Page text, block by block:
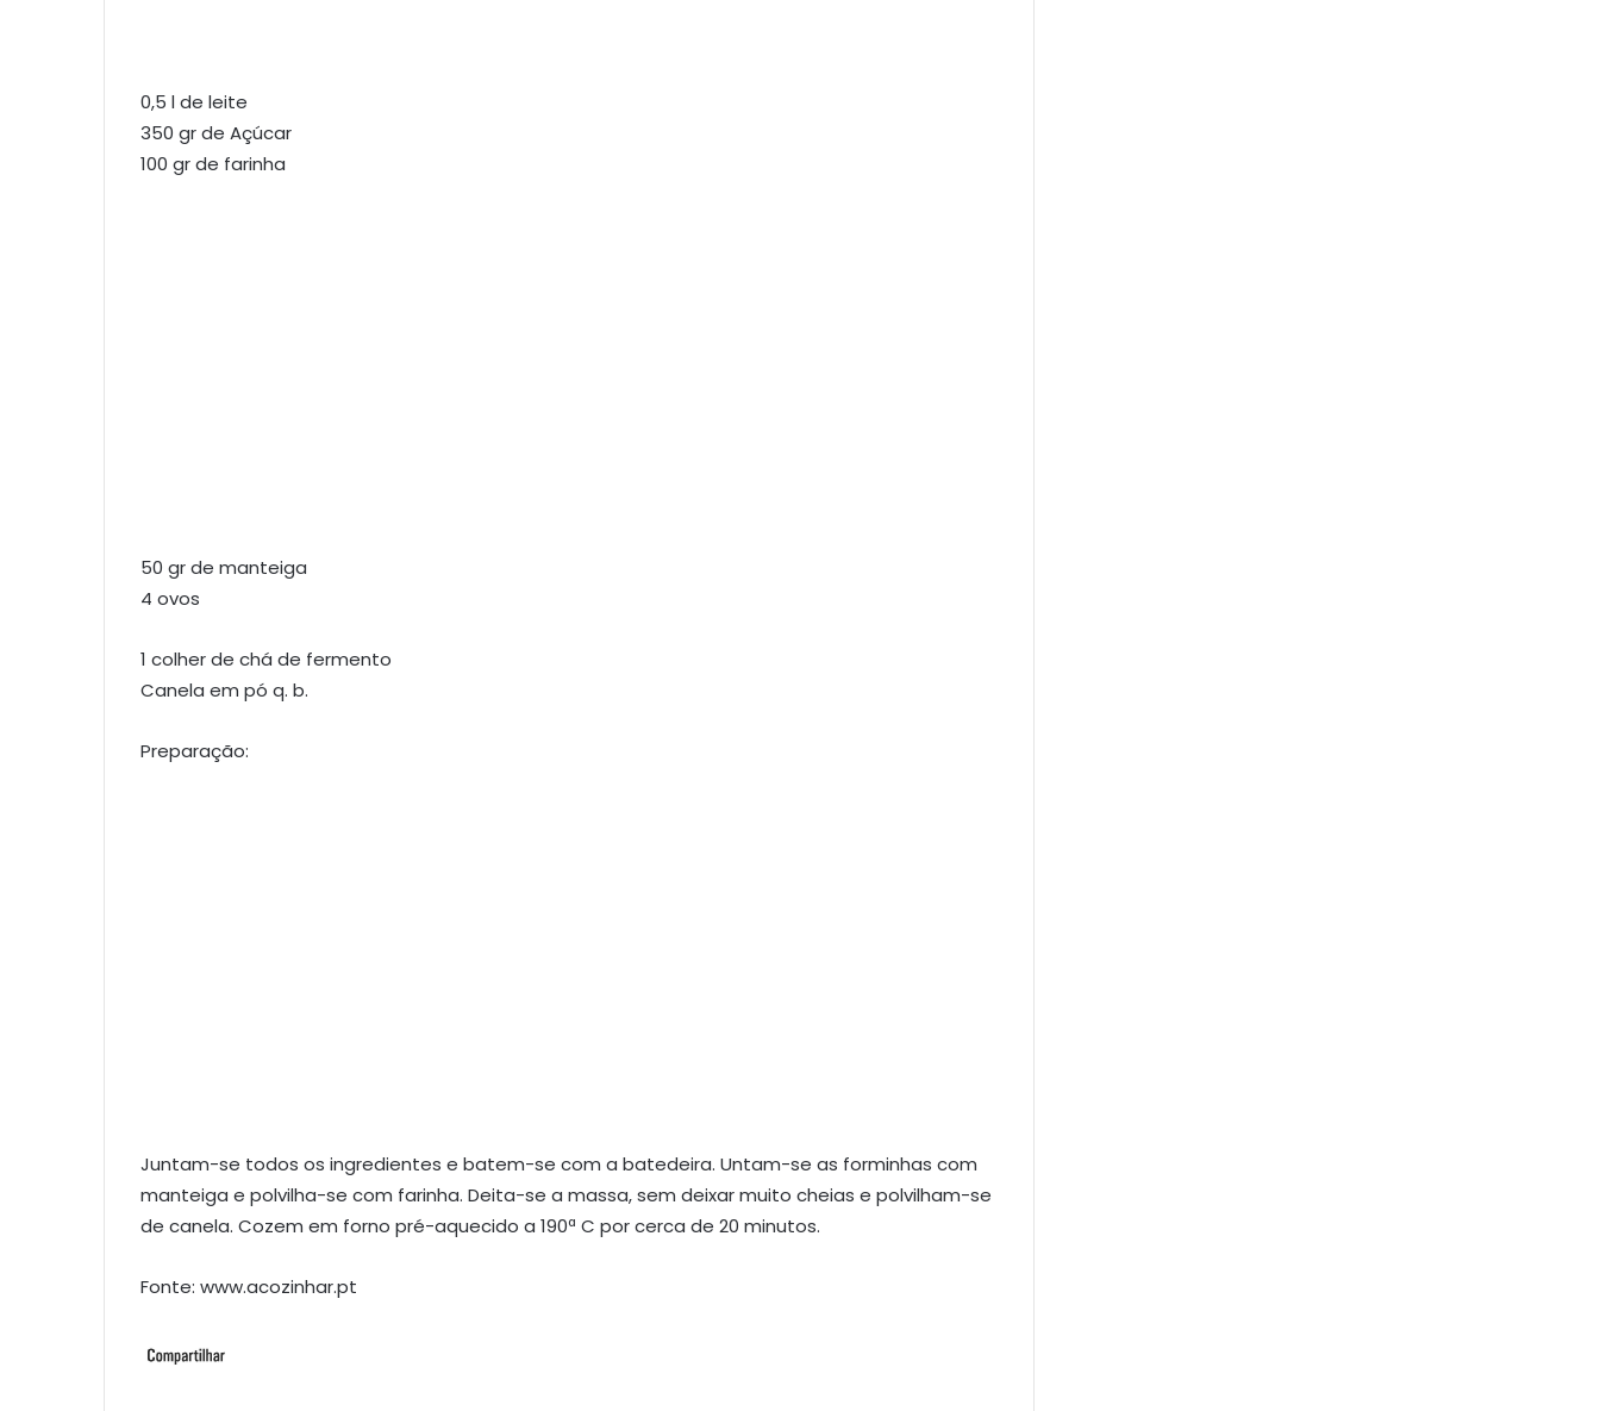
0,5 l de leite
350 gr de Açúcar
100 gr de farinha
50 gr de manteiga
4 ovos
1 colher de chá de fermento
Canela em pó q. b.
Preparação:
Juntam-se todos os ingredientes e batem-se com a batedeira. Untam-se as forminhas com
manteiga e polvilha-se com farinha. Deita-se a massa, sem deixar muito cheias e polvilham-se
de canela. Cozem em forno pré-aquecido a 190ª C por cerca de 20 minutos.
Fonte: www.acozinhar.pt